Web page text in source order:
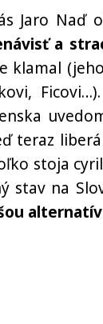
Jaro Naď
a
klamal
teraz
stoja
stav na